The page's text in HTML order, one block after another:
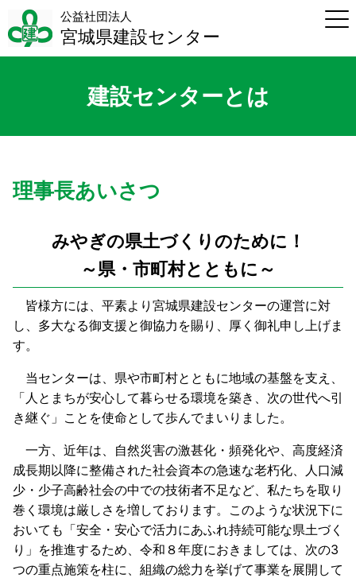
公益社団法人
宮城県建設センター
建設センターとは
理事長あいさつ
みやぎの県土づくりのために！
～県・市町村とともに～
皆様方には、平素より宮城県建設センターの運営に対
し、多大なる御支援と御協力を賜り、厚く御礼申し上げま
す。
当センターは、県や市町村とともに地域の基盤を支え、
「人とまちが安心して暮らせる環境を築き、次の世代へ引
き継ぐ」ことを使命として歩んでまいりました。
一方、近年は、自然災害の激甚化・頻発化や、高度経済
成長期以降に整備された社会資本の急速な老朽化、人口減
少・少子高齢社会の中での技術者不足など、私たちを取り
巻く環境は厳しさを増しております。このような状況下に
おいても「安全・安心で活力にあふれ持続可能な県土づく
り」を推進するため、令和８年度におきましては、次の3
つの重点施策を柱に、組織の総力を挙げて事業を展開して